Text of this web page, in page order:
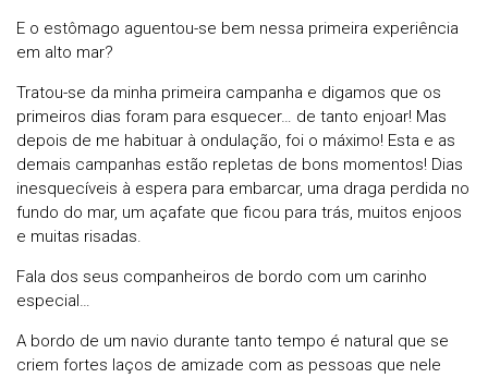
E o estômago aguentou-se bem nessa primeira experiência
em alto mar?
Tratou-se da minha primeira campanha e digamos que os
primeiros dias foram para esquecer… de tanto enjoar! Mas
depois de me habituar à ondulação, foi o máximo! Esta e as
demais campanhas estão repletas de bons momentos! Dias
inesquecíveis à espera para embarcar, uma draga perdida no
fundo do mar, um açafate que ficou para trás, muitos enjoos
e muitas risadas.
Fala dos seus companheiros de bordo com um carinho
especial…
A bordo de um navio durante tanto tempo é natural que se
criem fortes laços de amizade com as pessoas que nele